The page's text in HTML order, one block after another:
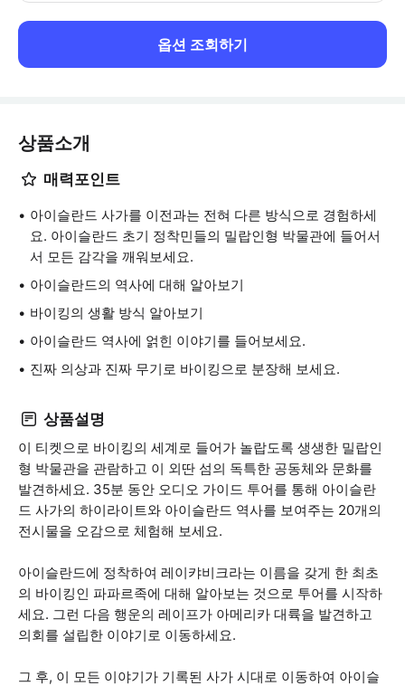
옵션 조회하기
상품소개
매력포인트
아이슬란드 사가를 이전과는 전혀 다른 방식으로 경험하세
요. 아이슬란드 초기 정착민들의 밀랍인형 박물관에 들어서
서 모든 감각을 깨워보세요.
아이슬란드의 역사에 대해 알아보기
바이킹의 생활 방식 알아보기
아이슬란드 역사에 얽힌 이야기를 들어보세요.
진짜 의상과 진짜 무기로 바이킹으로 분장해 보세요.
상품설명
이 티켓으로 바이킹의 세계로 들어가 놀랍도록 생생한 밀랍인
형 박물관을 관람하고 이 외딴 섬의 독특한 공동체와 문화를
발견하세요. 35분 동안 오디오 가이드 투어를 통해 아이슬란
드 사가의 하이라이트와 아이슬란드 역사를 보여주는 20개의
전시물을 오감으로 체험해 보세요.
아이슬란드에 정착하여 레이캬비크라는 이름을 갖게 한 최초
의 바이킹인 파파르족에 대해 알아보는 것으로 투어를 시작하
세요. 그런 다음 행운의 레이프가 아메리카 대륙을 발견하고
의회를 설립한 이야기로 이동하세요.
그 후, 이 모든 이야기가 기록된 사가 시대로 이동하여 아이슬